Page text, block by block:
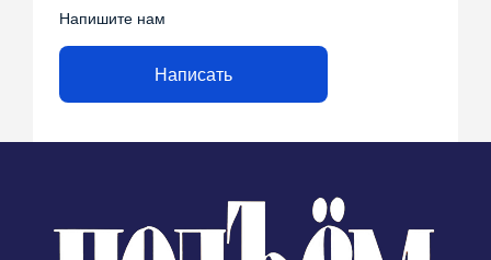
Напишите нам
Написать